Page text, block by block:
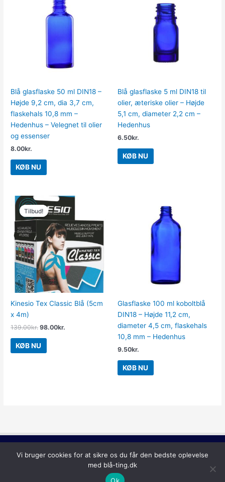
Blå glasflaske 50 ml DIN18 –
Højde 9,2 cm, dia 3,7 cm,
flaskehals 10,8 mm –
Hedenhus – Velegnet til olier
og essenser
8.00kr.
KØB NU
Blå glasflaske 5 ml DIN18 til
olier, æteriske olier – Højde
5,1 cm, diameter 2,2 cm –
Hedenhus
6.50kr.
KØB NU
Tilbud!
Tilbud!
Kinesio Tex Classic Blå (5cm
x 4m)
139.00kr.
Den
oprindelige
pris
var:
139.00kr..
98.00kr.
Den
aktuelle
pris
er:
98.00kr..
KØB NU
Glasflaske 100 ml koboltblå
DIN18 – Højde 11,2 cm,
diameter 4,5 cm, flaskehals
10,8 mm – Hedenhus
9.50kr.
KØB NU
Copyright © 2026 Blå Ting
Vi bruger cookies for at sikre os du får den bedste oplevelse
med blå-ting.dk
Ok